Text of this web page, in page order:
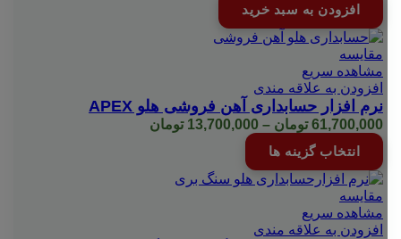
افزودن به سبد خرید
مقایسه
مشاهده سریع
افزودن به علاقه مندی
نرم افزار حسابداری آهن فروشی هلو APEX
61,700,000 تومان –
13,700,000 تومان
انتخاب گزینه ها
این
دارای
انواع
مقایسه
مشاهده سریع
افزودن به علاقه مندی